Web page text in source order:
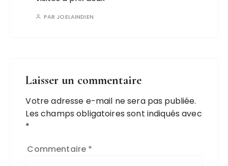
PAR JOELAINDIEN
Laisser un commentaire
Votre adresse e-mail ne sera pas publiée.
Les champs obligatoires sont indiqués avec
*
Commentaire *